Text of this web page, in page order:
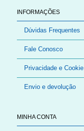
INFORMAÇÕES
Dúvidas Frequentes
Fale Conosco
Privacidade e Cookie
Envio e devolução
MINHA CONTA